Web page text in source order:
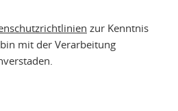
zur Kenntnis
mit der Verarbeitung